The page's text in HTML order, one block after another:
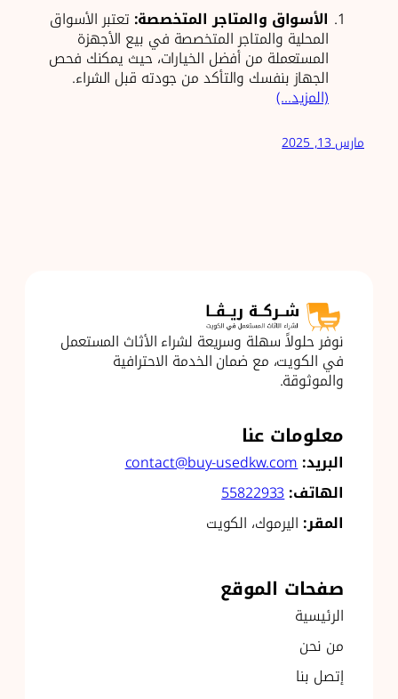
الأسواق والمتاجر المتخصصة: تعتبر الأسواق
المحلية والمتاجر المتخصصة في بيع الأجهزة
المستعملة من أفضل الخيارات، حيث يمكنك فحص
الجهاز بنفسك والتأكد من جودته قبل الشراء.
(المزيد…)
مارس 13, 2025
نوفر حلولاً سهلة وسريعة لشراء الأثاث المستعمل
في الكويت، مع ضمان الخدمة الاحترافية
والموثوقة.
معلومات عنا
البريد:contact@buy-usedkw.com
الهاتف:55822933
المقر: اليرموك، الكويت
صفحات الموقع
الرئيسية
من نحن
إتصل بنا